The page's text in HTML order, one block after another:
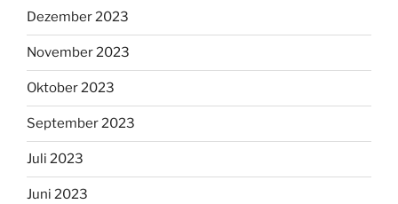
Dezember 2023
November 2023
Oktober 2023
September 2023
Juli 2023
Juni 2023